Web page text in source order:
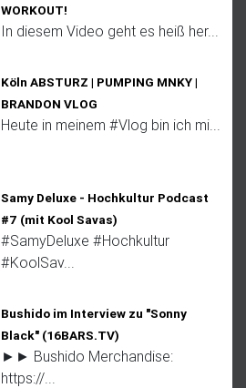
WORKOUT!
In diesem Video geht es heiß her...
Köln ABSTURZ | PUMPING MNKY |
BRANDON VLOG
Heute in meinem #Vlog bin ich mi...
Samy Deluxe - Hochkultur Podcast
#7 (mit Kool Savas)
#SamyDeluxe #Hochkultur
#KoolSav...
Bushido im Interview zu "Sonny
Black" (16BARS.TV)
►► Bushido Merchandise:
https://...